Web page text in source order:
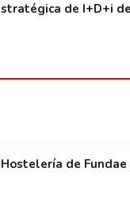
de I+D+i
de Fundae